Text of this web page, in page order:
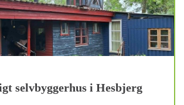
selvbyggerhus i Hesbjerg